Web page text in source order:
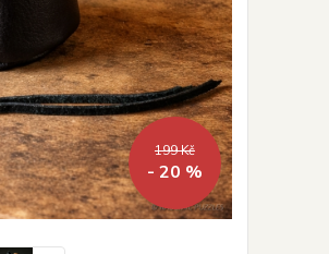
199 Kč
- 20 %